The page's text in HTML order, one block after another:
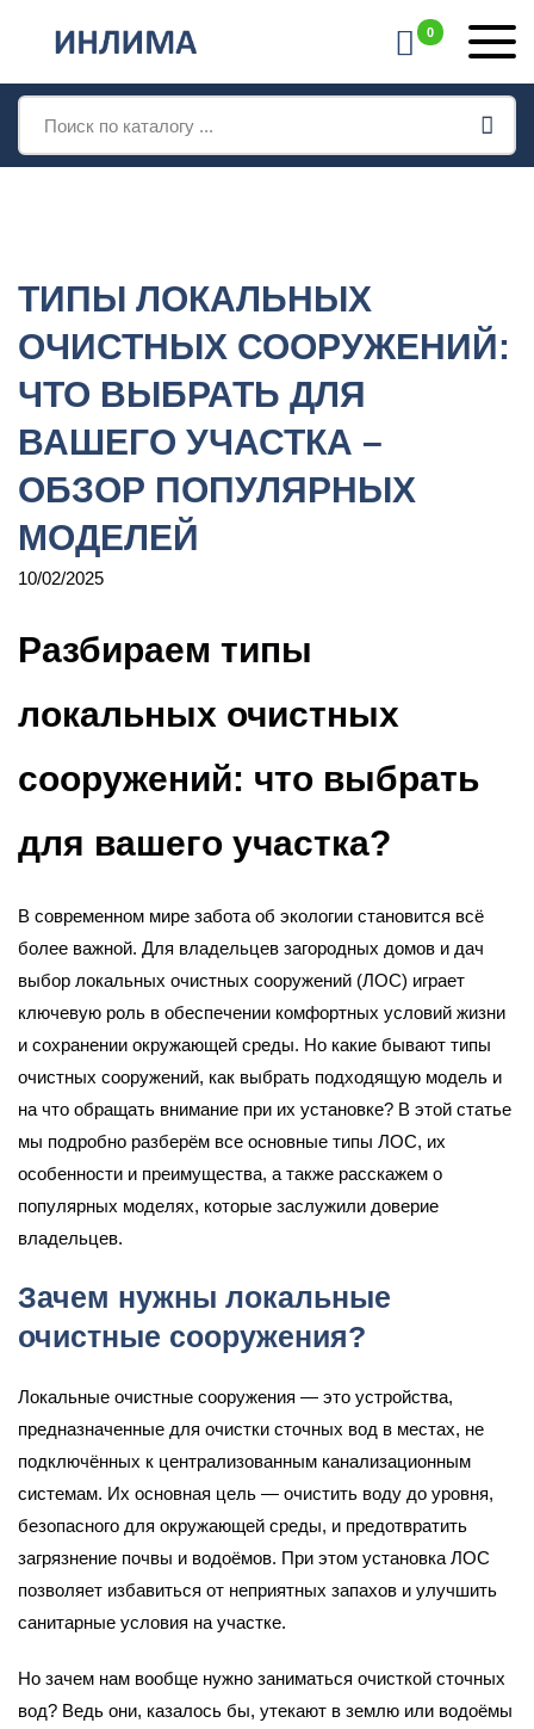
0
Поиск
товаров
Типы локальных очистных сооружений:
что выбрать для вашего участка – обзор популярных
моделей
ТИПЫ ЛОКАЛЬНЫХ
ОЧИСТНЫХ СООРУЖЕНИЙ:
ЧТО ВЫБРАТЬ ДЛЯ
ВАШЕГО УЧАСТКА –
ОБЗОР ПОПУЛЯРНЫХ
МОДЕЛЕЙ
10/02/2025
Разбираем типы
локальных очистных
сооружений: что выбрать
для вашего участка?
В современном мире забота об экологии становится всё
более важной. Для владельцев загородных домов и дач
выбор локальных очистных сооружений (ЛОС) играет
ключевую роль в обеспечении комфортных условий жизни
и сохранении окружающей среды. Но какие бывают типы
очистных сооружений, как выбрать подходящую модель и
на что обращать внимание при их установке? В этой статье
мы подробно разберём все основные типы ЛОС, их
особенности и преимущества, а также расскажем о
популярных моделях, которые заслужили доверие
владельцев.
Зачем нужны локальные
очистные сооружения?
Локальные очистные сооружения — это устройства,
предназначенные для очистки сточных вод в местах, не
подключённых к централизованным канализационным
системам. Их основная цель — очистить воду до уровня,
безопасного для окружающей среды, и предотвратить
загрязнение почвы и водоёмов. При этом установка ЛОС
позволяет избавиться от неприятных запахов и улучшить
санитарные условия на участке.
Но зачем нам вообще нужно заниматься очисткой сточных
вод? Ведь они, казалось бы, утекают в землю или водоёмы